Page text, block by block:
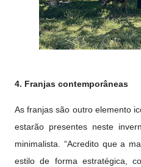
4. Franjas contemporâneas
As franjas são outro elemento
estarão presentes neste
minimalista. “Acredito que a
estilo de forma estratégica,